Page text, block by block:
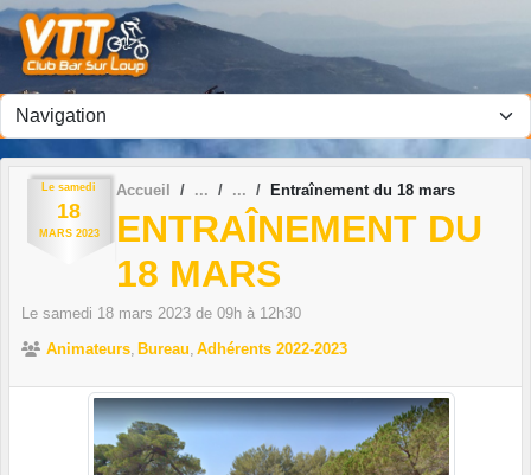
Le samedi
18
MARS 2023
Accueil Entraînement du 18 mars
ENTRAÎNEMENT DU
18 MARS
Le samedi 18 mars 2023 de 09h à 12h30
Animateurs Bureau Adhérents 2022-2023
Panneau de gestion des cookies